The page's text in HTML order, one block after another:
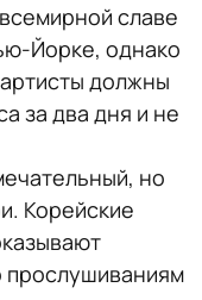
славе
Йорке, однако
должны
за два дня и не
но
Корейские
прослушиваниям